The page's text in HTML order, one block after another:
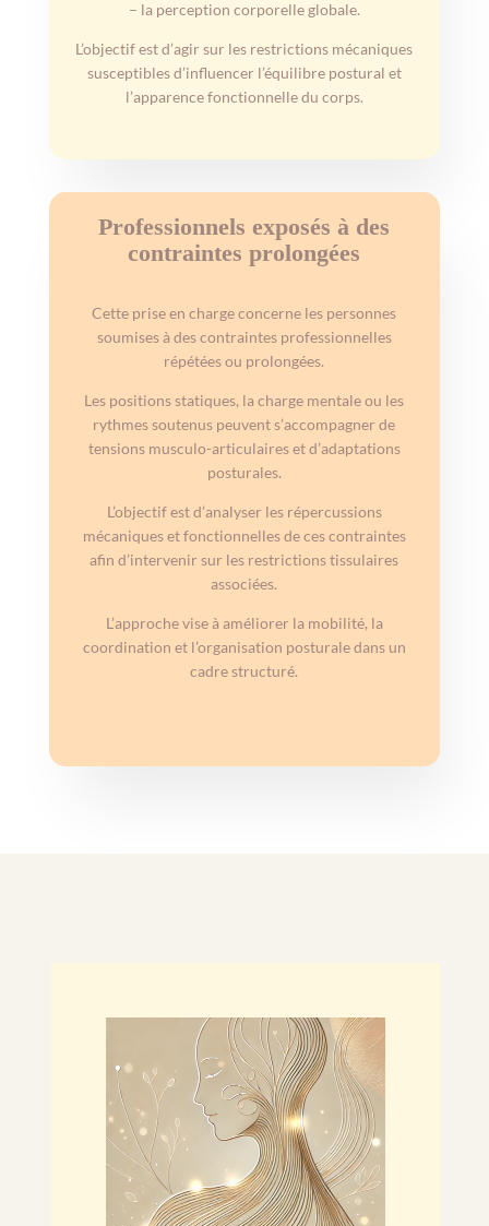
– la perception corporelle globale.
L’objectif est d’agir sur les restrictions mécaniques
susceptibles d’influencer l’équilibre postural et
l’apparence fonctionnelle du corps.
Professionnels exposés à des
contraintes prolongées
Cette prise en charge concerne les personnes
soumises à des contraintes professionnelles
répétées ou prolongées.
Les positions statiques, la charge mentale ou les
rythmes soutenus peuvent s’accompagner de
tensions musculo-articulaires et d’adaptations
posturales.
L’objectif est d’analyser les répercussions
mécaniques et fonctionnelles de ces contraintes
afin d’intervenir sur les restrictions tissulaires
associées.
L’approche vise à améliorer la mobilité, la
coordination et l’organisation posturale dans un
cadre structuré.